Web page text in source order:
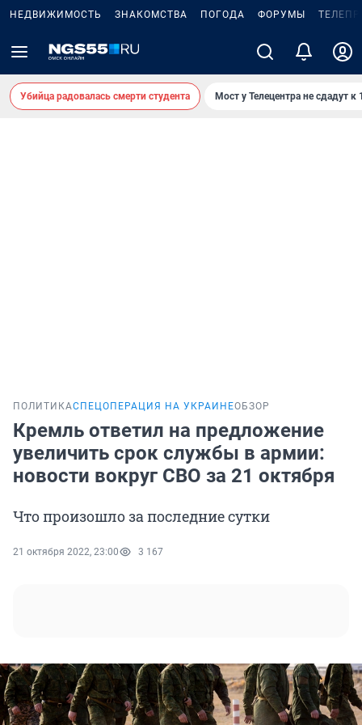
НЕДВИЖИМОСТЬ ЗНАКОМСТВА ПОГОДА ФОРУМЫ
Убийца радовалась смерти студента Мост у Телецентра не сдадут к
ПОЛИТИКАСПЕЦОПЕРАЦИЯ НА УКРАИНЕОБЗОР
Кремль ответил на предложение
увеличить срок службы в армии:
новости вокруг СВО за 21 октября
Что произошло за последние сутки
21 октября 2022, 23:00 3 167